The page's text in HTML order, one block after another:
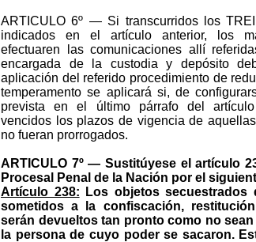
ARTICULO 6º — Si transcurridos los
indicados en el artículo anterior, los
efectuaren las comunicaciones allí
encargada de la custodia y depósito
aplicación del referido procedimiento de
temperamento se aplicará si, de
prevista en el último párrafo del
vencidos los plazos de vigencia de
no fueran prorrogados.
ARTICULO 7º — Sustitúyese el artículo
Procesal Penal de la Nación por el
Artículo 238: Los objetos secuestrados
sometidos a la confiscación,
serán devueltos tan pronto como no
la persona de cuyo poder se sacaron.